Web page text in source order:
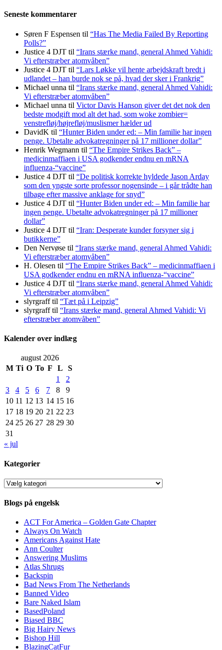
Seneste kommentarer
Søren F Espensen til “Has The Media Failed By Reporting
Polls?”
Justice 4 DJT til “Irans stærke mand, general Ahmed Vahidi:
Vi efterstræber atomvåben”
Justice 4 DJT til “Lars Løkke vil hente arbejdskraft bredt i
udlandet – han burde nok se på, hvad der sker i Frankrig”
Michael unna til “Irans stærke mand, general Ahmed Vahidi:
Vi efterstræber atomvåben”
Michael unna til Victor Davis Hanson giver det det nok den
bedste modgift mod alt det had, som woke zombier=
venstrefløj/højrefløj/muslismer hælder ud
DavidK til “Hunter Biden under ed: – Min familie har ingen
penge. Ubetalte advokat­regninger på 17 millioner dollar”
Henrik Wegmann til “The Empire Strikes Back” –
medicinmaffiaen i USA godkender endnu en mRNA
influenza-“vaccine”
Justice 4 DJT til “De politisk korrekte hyldede Jason Arday
som den yngste sorte professor nogensinde – i går trådte han
tilbage efter massive anklage for snyd”
Justice 4 DJT til “Hunter Biden under ed: – Min familie har
ingen penge. Ubetalte advokat­regninger på 17 millioner
dollar”
Justice 4 DJT til “Iran: Desperate kunder forsyner sig i
butikkerne”
Den Nervøse til “Irans stærke mand, general Ahmed Vahidi:
Vi efterstræber atomvåben”
H. Olesen til “The Empire Strikes Back” – medicinmaffiaen i
USA godkender endnu en mRNA influenza-“vaccine”
Justice 4 DJT til “Irans stærke mand, general Ahmed Vahidi:
Vi efterstræber atomvåben”
slyrgrafftil “Tæt på i Leipzig”
slyrgrafftil “Irans stærke mand, general Ahmed Vahidi: Vi
efterstræber atomvåben”
Kalender over indlæg
august 2026
M Ti O To F L
S
1
2
3
4 5 6 7 8
9
10 11 12 13 14 15 16
17 18 19 20 21 22 23
24 25 26 27 28 29 30
31
« jul
Kategorier
Kategorier
Blogs på engelsk
ACT For America – Golden Gate Chapter
Always On Watch
Americans Against Hate
Ann Coulter
Answering Muslims
Atlas Shrugs
Backspin
Bad News From The Netherlands
Banned Video
Bare Naked Islam
BasedPoland
Biased BBC
Big Hairy News
Bishop Hill
BlazingCatFur